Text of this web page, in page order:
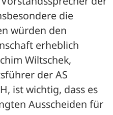
die
würden den
erheblich
Wiltschek,
der AS
ist wichtig, dass es
Ausscheiden für